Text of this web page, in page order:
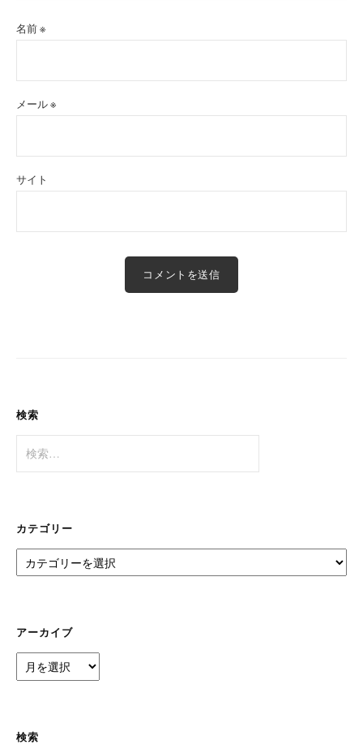
名前※
メール※
サイト
検索
索:
カテゴリー
テ
ー
アーカイブ
ー
ブ
検索